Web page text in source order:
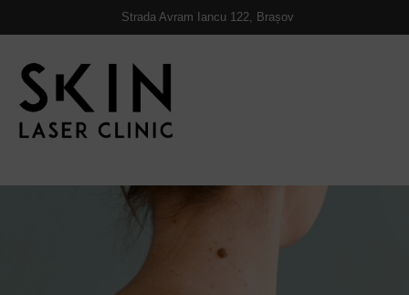
https://skinlaserclinic.ro/Strada Avram Iancu 122, Brașov